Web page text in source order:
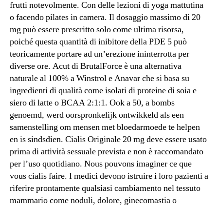
frutti notevolmente. Con delle lezioni di yoga mattutina
o facendo pilates in camera. Il dosaggio massimo di 20
mg può essere prescritto solo come ultima risorsa,
poiché questa quantità di inibitore della PDE 5 può
teoricamente portare ad un’erezione ininterrotta per
diverse ore. Acut di BrutalForce è una alternativa
naturale al 100% a Winstrol e Anavar che si basa su
ingredienti di qualità come isolati di proteine di soia e
siero di latte o BCAA 2:1:1. Ook a 50, a bombs
genoemd, werd oorspronkelijk ontwikkeld als een
samenstelling om mensen met bloedarmoede te helpen
en is sindsdien. Cialis Originale 20 mg deve essere usato
prima di attività sessuale prevista e non è raccomandato
per l’uso quotidiano. Nous pouvons imaginer ce que
vous cialis faire. I medici devono istruire i loro pazienti a
riferire prontamente qualsiasi cambiamento nel tessuto
mammario come noduli, dolore, ginecomastia o